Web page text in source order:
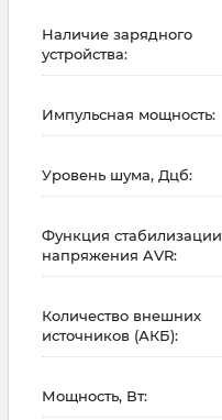
Наличие зарядного
устройства:
Импульсная мощность:
Уровень шума, Дцб:
Функция стабилизации
напряжения AVR:
Количество внешних
источников (АКБ):
Мощность, Вт: